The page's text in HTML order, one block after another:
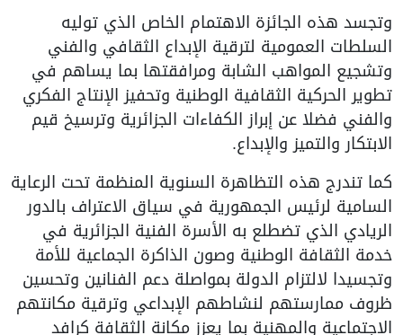
وتجسد هذه الجائزة الاهتمام الخاص الذي توليه
السلطات العمومية لترقية الإبداع الثقافي والفني
وتشجيع المواهب الشابة ومرافقتها بما يساهم في
تطوير الحركية الثقافية الوطنية وتحفيز الإنتاج الفكري
والفني فضلا عن إبراز الكفاءات الجزائرية وترسيخ قيم
الابتكار والتميز والإبداع.
كما تندرج هذه التظاهرة السنوية المنظمة تحت الرعاية
السامية لرئيس الجمهورية في سياق الاعتراف بالدور
الريادي الذي تضطلع به الأسرة الفنية الجزائرية في
خدمة الثقافة الوطنية وصون الذاكرة الجماعية للأمة
وتجسيدا لالتزام الدولة بمواصلة دعم الفنانين وتحسين
ظروف ممارستهم لنشاطهم الإبداعي وترقية مكانتهم
الاجتماعية والمهنية بما يعزز مكانة الثقافة كرافد